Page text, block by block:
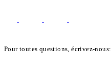
Pour toutes questions, écrivez-nous: